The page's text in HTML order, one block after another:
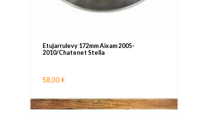
Etujarrulevy 172mm Aixam 2005-
2010/Chatenet Stella
58,00 €